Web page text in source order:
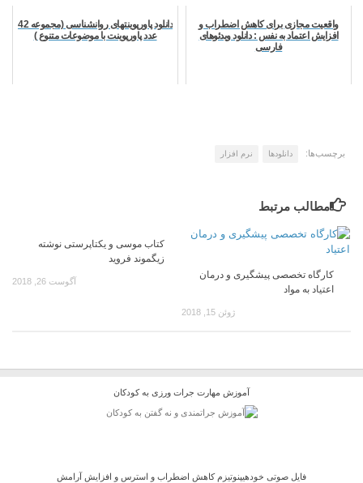
واقعیت مجازی برای کاهش اضطراب و
افزایش اعتماد به نفس : دانلود ویدئوهای
فارسی
دانلود پاورپوینتهای روانشناسی (مجموعه 42
عدد پاورپوینت با موضوعات متنوع )
برچسب‌ها: دانلودها نرم افزار
مطالب مرتبط
کتاب موسی و یکتاپرستی نوشته
زیگموند فروید
آگوست 26, 2018
کارگاه تخصصی پیشگیری و درمان
اعتیاد به مواد
ژوئن 15, 2018
فایل صوتی خودهیپنوتیزم کاهش اضطراب و استرس و افزایش آرامش
آموزش مهارت جرات ورزی به کودکان